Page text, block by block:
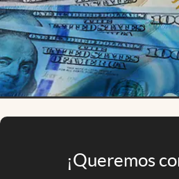
El Cronista Studio
Mediakit
abre en nueva pestaña
Argentina
¡Queremos